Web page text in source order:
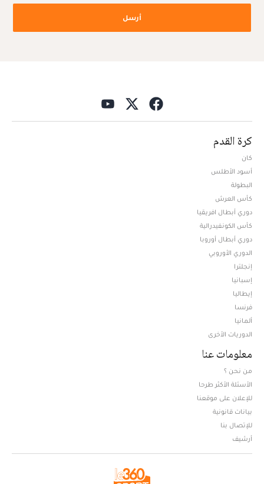
أرسل
كرة القدم
كان
أسود الأطلس
البطولة
كأس العرش
دوري أبطال افريقيا
كأس الكونفيدرالية
دوري أبطال أوروبا
الدوري الأوروبي
إنجلترا
إسبانيا
إيطاليا
فرنسا
ألمانيا
الدوريات الأخرى
معلومات عنا
من نحن ؟
الأسئلة الأكثر طرحا
للإعلان على موقعنا
بيانات قانونية
للإتصال بنا
أرشيف